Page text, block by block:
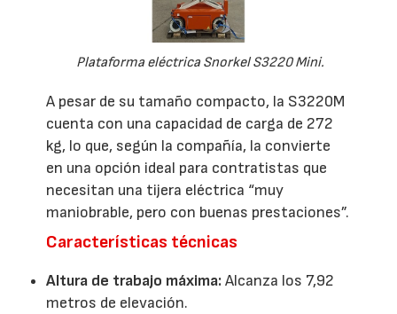
Plataforma eléctrica Snorkel S3220 Mini.
A pesar de su tamaño compacto, la S3220M
cuenta con una capacidad de carga de 272
kg, lo que, según la compañía, la convierte
en una opción ideal para contratistas que
necesitan una tijera eléctrica “muy
maniobrable, pero con buenas prestaciones”.
Características técnicas
Altura de trabajo máxima:Alcanza los 7,92
metros de elevación.